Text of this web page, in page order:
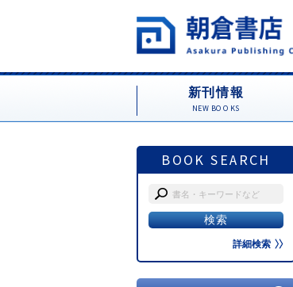
新刊情報
NEW BOOKS
BOOK SEARCH
詳細検索